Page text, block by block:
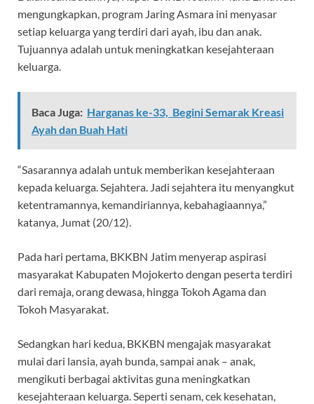
mengungkapkan, program Jaring Asmara ini menyasar
setiap keluarga yang terdiri dari ayah, ibu dan anak.
Tujuannya adalah untuk meningkatkan kesejahteraan
keluarga.
Baca Juga: Harganas ke-33, Begini Semarak Kreasi
Ayah dan Buah Hati
“Sasarannya adalah untuk memberikan kesejahteraan
kepada keluarga. Sejahtera. Jadi sejahtera itu menyangkut
ketentramannya, kemandiriannya, kebahagiaannya,”
katanya, Jumat (20/12).
Pada hari pertama, BKKBN Jatim menyerap aspirasi
masyarakat Kabupaten Mojokerto dengan peserta terdiri
dari remaja, orang dewasa, hingga Tokoh Agama dan
Tokoh Masyarakat.
Sedangkan hari kedua, BKKBN mengajak masyarakat
mulai dari lansia, ayah bunda, sampai anak – anak,
mengikuti berbagai aktivitas guna meningkatkan
kesejahteraan keluarga. Seperti senam, cek kesehatan,